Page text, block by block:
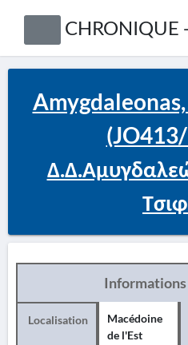
CHRONIQUE
Localisation
Macédoine
de l'Est